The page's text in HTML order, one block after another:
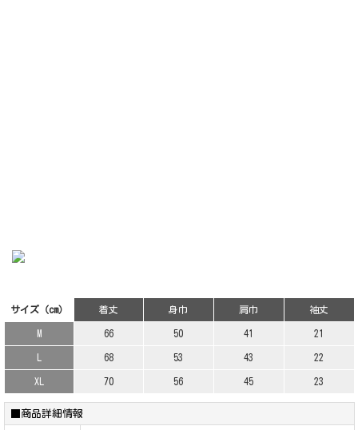
サイズ（cm） 着丈 身巾 肩巾 袖丈
M 66 50 41 21
68 53 43 22
XL 70 56 45 23
■商品詳細情報